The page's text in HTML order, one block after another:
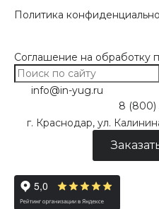
Политика
Соглашение на обработку
info@in-yug.ru
8 (800)
г. Краснодар, ул.